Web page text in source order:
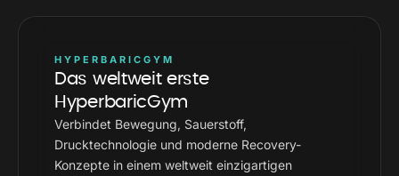
HYPERBARICGYM
Das weltweit erste
HyperbaricGym
Verbindet Bewegung, Sauerstoff,
Drucktechnologie und moderne Recovery-
Konzepte in einem weltweit einzigartigen